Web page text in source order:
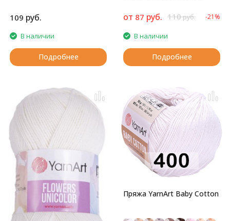
109 руб.
В наличии
Подробнее
от 87 руб. 110руб. -21%
В наличии
Подробнее
Пряжа YarnArt Baby Cotton